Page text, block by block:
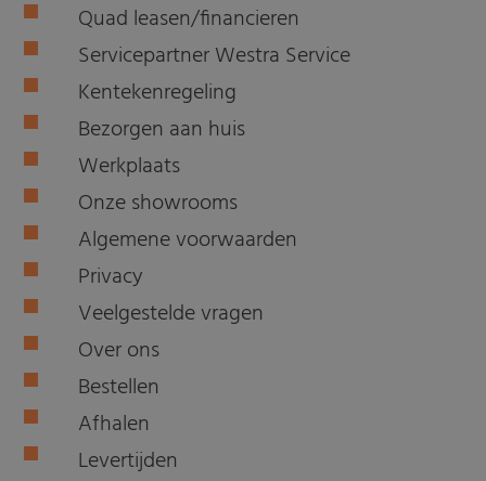
Quad leasen/financieren
Servicepartner Westra Service
Kentekenregeling
Bezorgen aan huis
Werkplaats
Onze showrooms
Algemene voorwaarden
Privacy
Veelgestelde vragen
Over ons
Bestellen
Afhalen
Levertijden